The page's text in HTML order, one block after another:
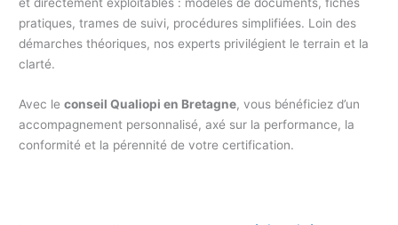
et directement exploitables : modèles de documents, fiches
pratiques, trames de suivi, procédures simplifiées. Loin des
démarches théoriques, nos experts privilégient le terrain et la
clarté.
Avec leconseil Qualiopi en Bretagne, vous bénéficiez d’un
accompagnement personnalisé, axé sur la performance, la
conformité et la pérennité de votre certification.